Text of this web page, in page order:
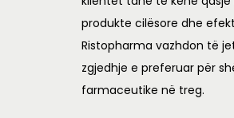
produkte cilësore dhe
Ristopharma vazhdon të
zgjedhje e preferuar për
farmaceutike në treg.